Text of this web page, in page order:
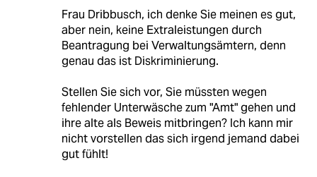
Frau Dribbusch, ich denke Sie meinen es gut,
aber nein, keine Extraleistungen durch
Beantragung bei Verwaltungsämtern, denn
genau das ist Diskriminierung.
Stellen Sie sich vor, Sie müssten wegen
fehlender Unterwäsche zum "Amt" gehen und
ihre alte als Beweis mitbringen? Ich kann mir
nicht vorstellen das sich irgend jemand dabei
gut fühlt!